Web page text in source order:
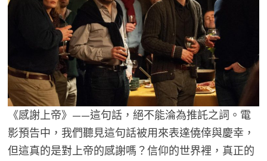
《感謝上帝》——這句話，絕不能淪為推託之詞。電
影預告中，我們聽見這句話被用來表達僥倖與慶幸，
但這真的是對上帝的感謝嗎？信仰的世界裡，真正的